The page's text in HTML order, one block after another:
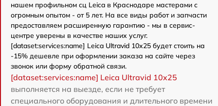
нашем профильном сц Leica в Краснодаре мастерами с
огромным опытом - от 5 лет. На все виды работ и запчасти
предоставляем расширенную гарантию - мы в сервис-
центре уверены в качестве наших услуг.
[dataset:services:name] Leica Ultravid 10x25 будет стоить на
-15% дешевле при оформлении заказа на сайте через
звонок или форму обратной связи.
[dataset:services:name] Leica Ultravid 10x25
выполняется на выезде, если не требует
специального оборудования и длительного времени